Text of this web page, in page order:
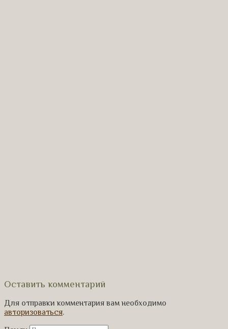
Оставить комментарий
Для отправки комментария вам необходимо
авторизоваться.